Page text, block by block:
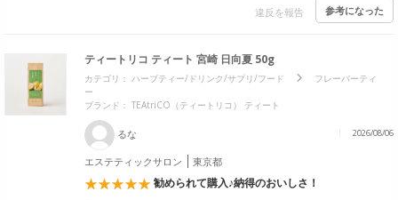
違反を報告 参考になった
ティートリコ ティート 宮崎 日向夏 50g
カテゴリ： ハーブティー/ドリンク/サプリ/フード
フレーバーティ
ー
ブランド： TEAtriCO（ティートリコ） ティート
るな 2026/08/06
エステティックサロン 東京都
勧められて購入♪納得のおいしさ！